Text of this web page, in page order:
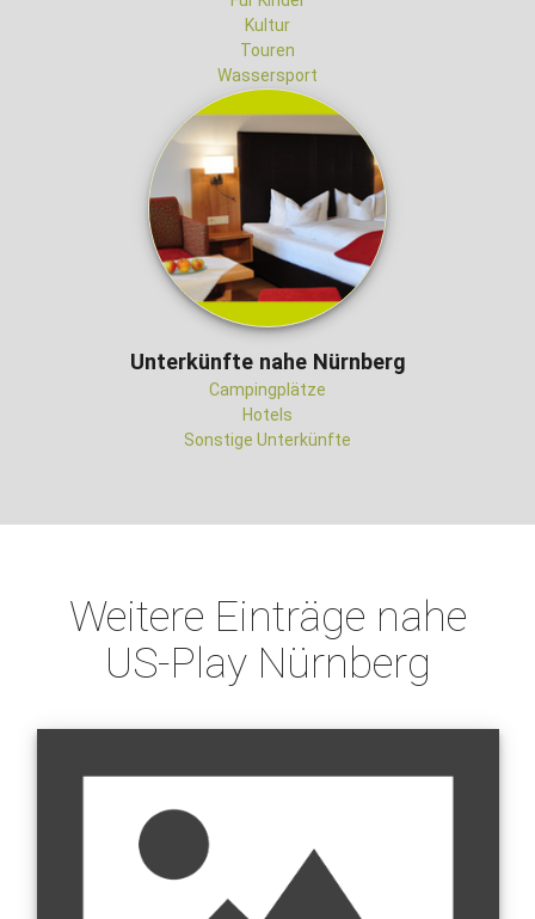
Kultur
Touren
Wassersport
Unterkünfte nahe Nürnberg
Campingplätze
Hotels
Sonstige Unterkünfte
Weitere Einträge nahe
US-Play Nürnberg